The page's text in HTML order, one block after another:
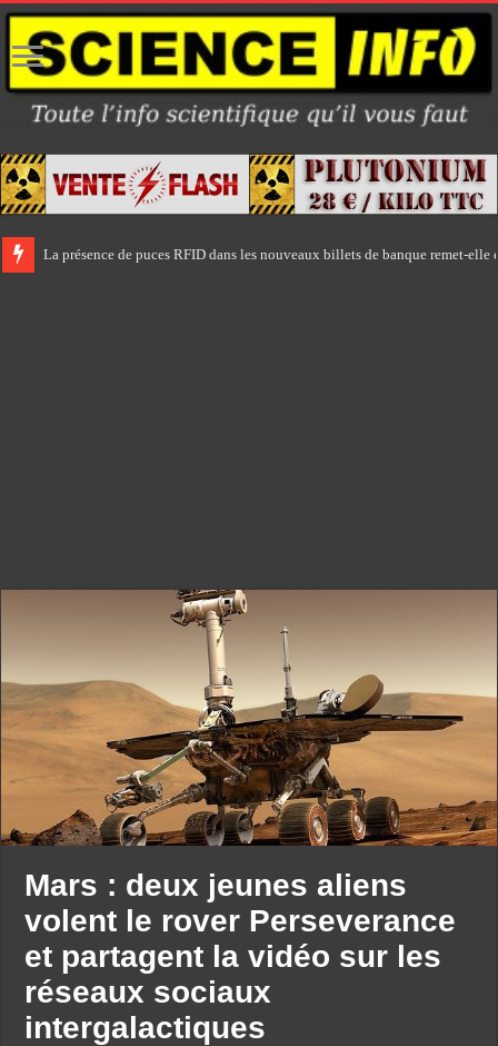
La présence de puces RFID dans les nouveaux billets de banque remet-
Mars : deux jeunes aliens
volent le rover Perseverance
et partagent la vidéo sur les
réseaux sociaux
intergalactiques